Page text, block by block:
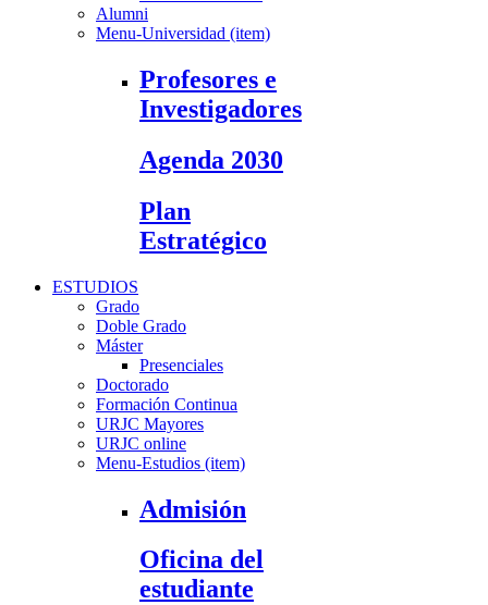
Alumni
Menu-Universidad (item)
Profesores e
Investigadores
Agenda 2030
Plan
Estratégico
ESTUDIOS
Grado
Doble Grado
Máster
Presenciales
Doctorado
Formación Continua
URJC Mayores
URJC online
Menu-Estudios (item)
Admisión
Oficina del
estudiante